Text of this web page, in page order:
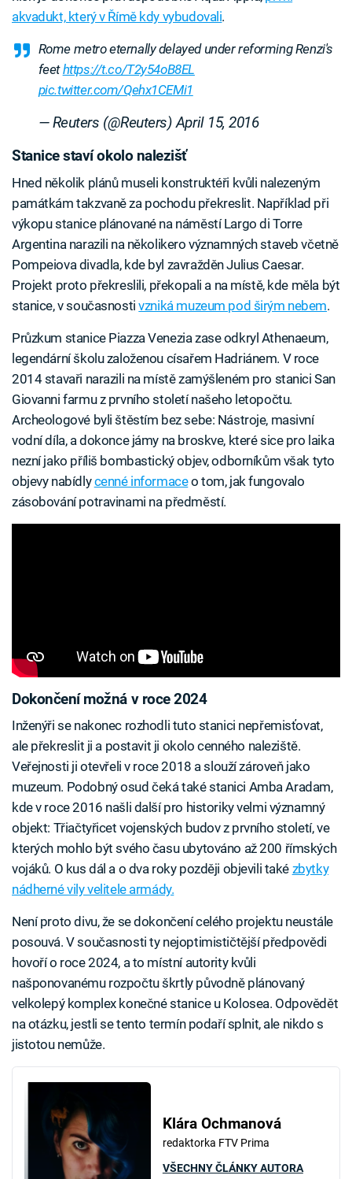
akvadukt, který v Římě kdy vybudovali.
Rome metro eternally delayed under reforming Renzi's
feethttps://t.co/T2y54oB8EL
pic.twitter.com/Qehx1CEMi1
— Reuters (@Reuters)April 15, 2016
Stanice staví okolo nalezišť
Hned několik plánů museli konstruktéři kvůli nalezeným
památkám takzvaně za pochodu překreslit. Například při
výkopu stanice plánované na náměstí Largo di Torre
Argentina narazili na několikero významných staveb včetně
Pompeiova divadla, kde byl zavražděn Julius Caesar.
Projekt proto překreslili, překopali a na místě, kde měla být
stanice, v současnostivzniká muzeum pod širým nebem.
Průzkum stanice Piazza Venezia zase odkryl Athenaeum,
legendární školu založenou císařem Hadriánem. V roce
2014 stavaři narazili na místě zamýšleném pro stanici San
Giovanni farmu z prvního století našeho letopočtu.
Archeologové byli štěstím bez sebe: Nástroje, masivní
vodní díla, a dokonce jámy na broskve, které sice pro laika
nezní jako příliš bombastický objev, odborníkům však tyto
objevy nabídlycenné informaceo tom, jak fungovalo
zásobování potravinami na předměstí.
Dokončení možná v roce 2024
Inženýři se nakonec rozhodli tuto stanici nepřemisťovat,
ale překreslit ji a postavit ji okolo cenného naleziště.
Veřejnosti ji otevřeli v roce 2018 a slouží zároveň jako
muzeum. Podobný osud čeká také stanici Amba Aradam,
kde v roce 2016 našli další pro historiky velmi významný
objekt: Třiačtyřicet vojenských budov z prvního století, ve
kterých mohlo být svého času ubytováno až 200 římských
vojáků. O kus dál a o dva roky později objevili také zbytky
nádherné vily velitele armády.
Není proto divu, že se dokončení celého projektu neustále
posouvá. V současnosti ty nejoptimističtější předpovědi
hovoří o roce 2024, a to místní autority kvůli
našponovanému rozpočtu škrtly původně plánovaný
velkolepý komplex konečné stanice u Kolosea. Odpovědět
na otázku, jestli se tento termín podaří splnit, ale nikdo s
jistotou nemůže.
Klára Ochmanová
redaktorka FTV Prima
VŠECHNY ČLÁNKY AUTORA